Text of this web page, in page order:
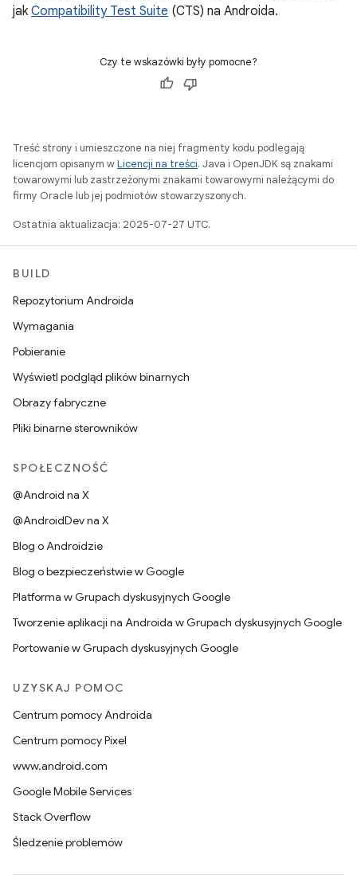
jak Compatibility Test Suite (CTS) na Androida.
Czy te wskazówki były pomocne?
Treść strony i umieszczone na niej fragmenty kodu podlegają
licencjom opisanym wLicencji na treści. Java i OpenJDK są znakami
towarowymi lub zastrzeżonymi znakami towarowymi należącymi do
firmy Oracle lub jej podmiotów stowarzyszonych.
Ostatnia aktualizacja: 2025-07-27 UTC.
BUILD
Repozytorium Androida
Wymagania
Pobieranie
Wyświetl podgląd plików binarnych
Obrazy fabryczne
Pliki binarne sterowników
SPOŁECZNOŚĆ
@Android na X
@AndroidDev na X
Blog o Androidzie
Blog o bezpieczeństwie w Google
Platforma w Grupach dyskusyjnych Google
Tworzenie aplikacji na Androida w Grupach dyskusyjnych Google
Portowanie w Grupach dyskusyjnych Google
UZYSKAJ POMOC
Centrum pomocy Androida
Centrum pomocy Pixel
www.android.com
Google Mobile Services
Stack Overflow
Śledzenie problemów